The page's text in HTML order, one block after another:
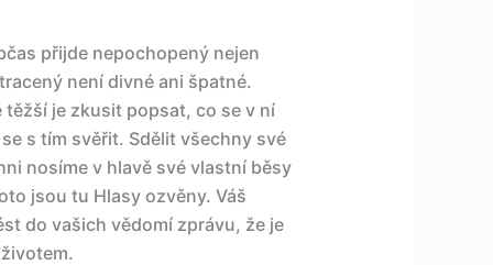
přijde nepochopený nejen
není divné ani špatné.
je zkusit popsat, co se v ní
s tím svěřit. Sdělit všechny své
nosíme v hlavě své vlastní běsy
jsou tu Hlasy ozvěny. Váš
do vašich vědomí zprávu, že je